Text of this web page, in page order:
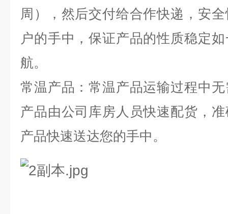
周），然后交付给合作快递，安
户的手中，保证产品的性质稳定
航。
常温产品：常温产品运输过程中
产品由公司库房人员快速配货，
产品快速送达您的手中。